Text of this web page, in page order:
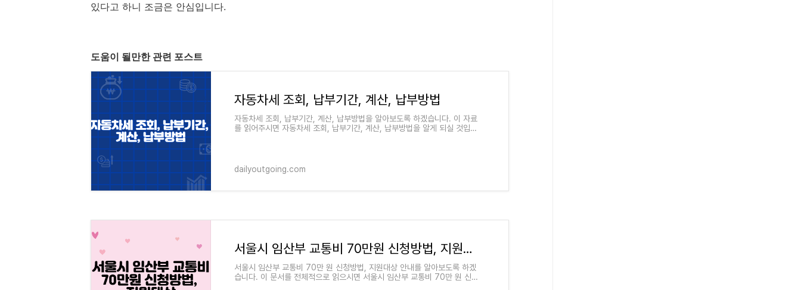
있다고 하니 조금은 안심입니다.
도움이 될만한 관련 포스트
자동차세 조회, 납부기간, 계산, 납부방법
자동차세 조회, 납부기간, 계산, 납부방법을 알아보도록 하겠습니다. 이 자료
를 읽어주시면 자동차세 조회, 납부기간, 계산, 납부방법을 알게 되실 것입니
dailyoutgoing.com
서울시 임산부 교통비 70만원 신청방법, 지원대상 안내
서울시 임산부 교통비 70만 원 신청방법, 지원대상 안내를 알아보도록 하겠
습니다. 이 문서를 전체적으로 읽으시면 서울시 임산부 교통비 70만 원 신청